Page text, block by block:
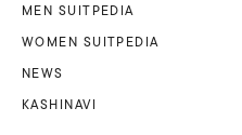
MEN SUITPEDIA
WOMEN SUITPEDIA
NEWS
KASHINAVI